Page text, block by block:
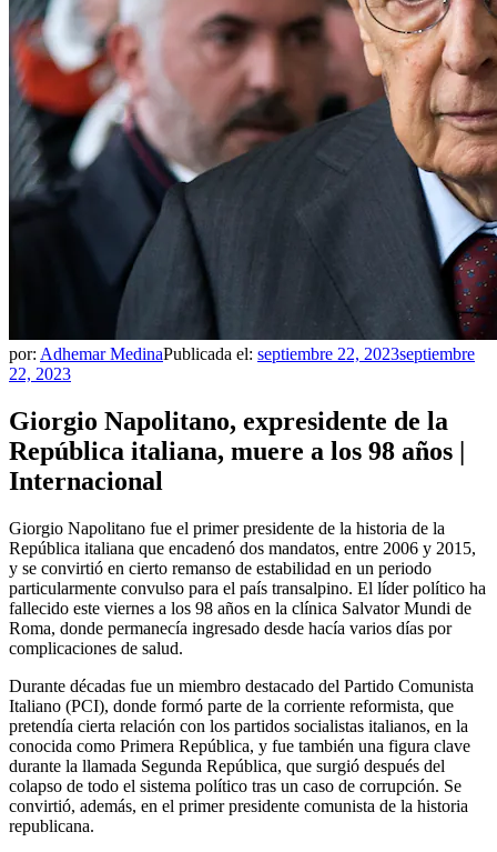
por: Adhemar MedinaPublicada el: septiembre 22, 2023septiembre
22, 2023
Giorgio Napolitano, expresidente de la
República italiana, muere a los 98 años |
Internacional
Giorgio Napolitano fue el primer presidente de la historia de la
República italiana que encadenó dos mandatos, entre 2006 y 2015,
y se convirtió en cierto remanso de estabilidad en un periodo
particularmente convulso para el país transalpino. El líder político ha
fallecido este viernes a los 98 años en la clínica Salvator Mundi de
Roma, donde permanecía ingresado desde hacía varios días por
complicaciones de salud.
Durante décadas fue un miembro destacado del Partido Comunista
Italiano (PCI), donde formó parte de la corriente reformista, que
pretendía cierta relación con los partidos socialistas italianos, en la
conocida como Primera República, y fue también una figura clave
durante la llamada Segunda República, que surgió después del
colapso de todo el sistema político tras un caso de corrupción. Se
convirtió, además, en el primer presidente comunista de la historia
republicana.